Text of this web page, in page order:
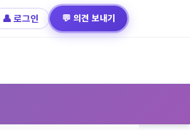
👤 로그인 💬 의견 보내기